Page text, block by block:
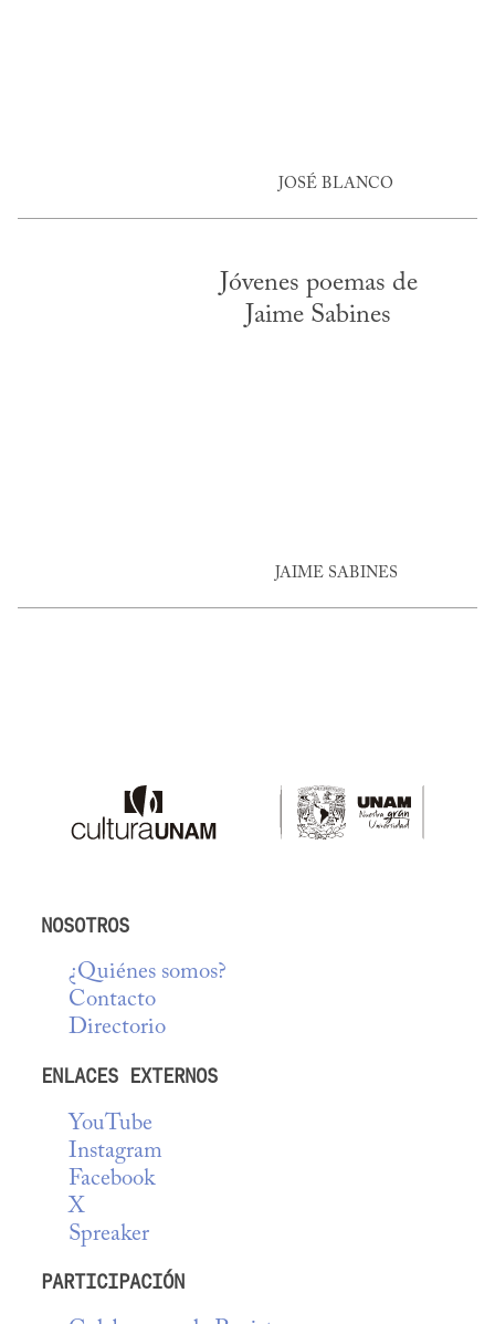
JOSÉ BLANCO
Jóvenes poemas de
Jaime Sabines
JAIME SABINES
NOSOTROS
¿Quiénes somos?
Contacto
Directorio
ENLACES EXTERNOS
YouTube
Instagram
Facebook
X
Spreaker
PARTICIPACIÓN